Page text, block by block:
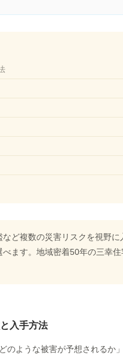
ど複数の災害リスクを視野に
ます。地域密着50年の三幸
入手方法
のような被害が予想されるか